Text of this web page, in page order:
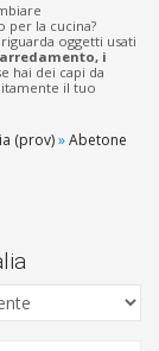
per la cucina?
oggetti usati
i
hai dei capi da
il tuo
(prov)»Abetone